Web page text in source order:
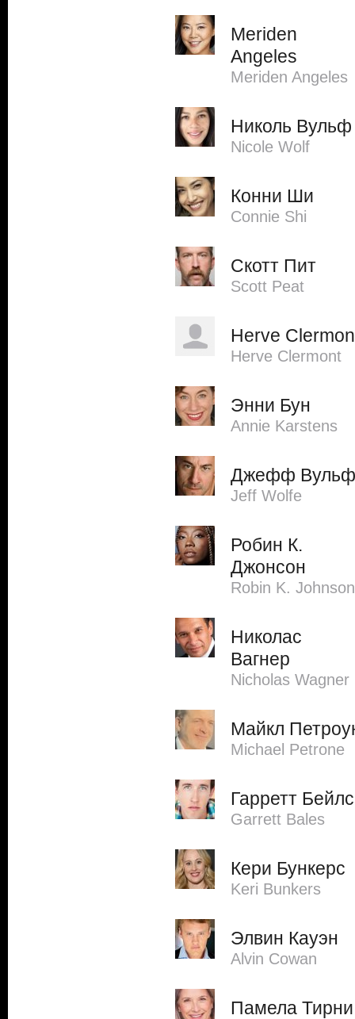
Meriden
Angeles
Meriden Angeles
Николь Вульф
Nicole Wolf
Конни Ши
Connie Shi
Скотт Пит
Scott Peat
Herve
Herve Clermont
Энни Бун
Annie Karstens
Джефф Вульф
Jeff Wolfe
Робин К.
Джонсон
Robin K. Johnson
Николас
Вагнер
Nicholas Wagner
Майкл
Michael Petrone
Гарретт Бейлс
Garrett Bales
Кери Бункерс
Keri Bunkers
Элвин Кауэн
Alvin Cowan
Памела Тирни